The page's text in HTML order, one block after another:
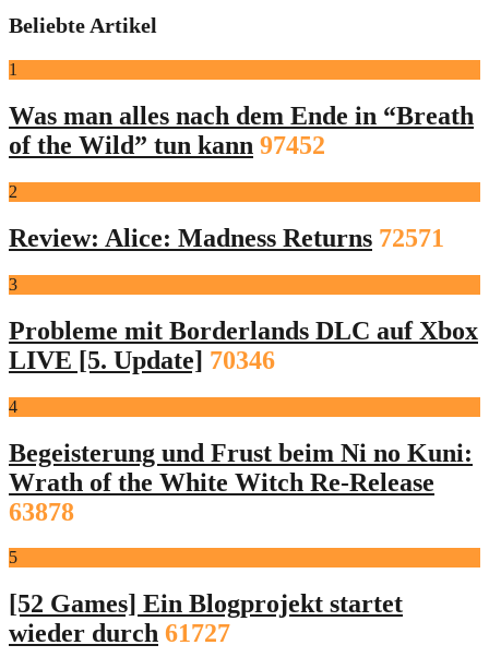
Beliebte Artikel
1
Was man alles nach dem Ende in “Breath
of the Wild” tun kann 97452
2
Review: Alice: Madness Returns 72571
3
Probleme mit Borderlands DLC auf Xbox
LIVE [5. Update] 70346
4
Begeisterung und Frust beim Ni no Kuni:
Wrath of the White Witch Re-Release
63878
5
[52 Games] Ein Blogprojekt startet
wieder durch 61727